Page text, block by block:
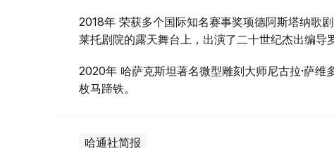
2018年 荣获多个国际知名赛事奖项德阿斯塔纳歌
莱托剧院的露天舞台上，出演了二十世纪杰出编导
2020年 哈萨克斯坦著名微型雕刻大师尼古拉·萨
枚马蹄铁。
哈通社简报